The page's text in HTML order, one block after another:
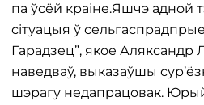
па ўсёй краіне.Яшчэ адной
сітуацыя ў
Гарадзец”, якое Аляксандр
наведваў, выказаўшы
шэрагу недапрацовак.